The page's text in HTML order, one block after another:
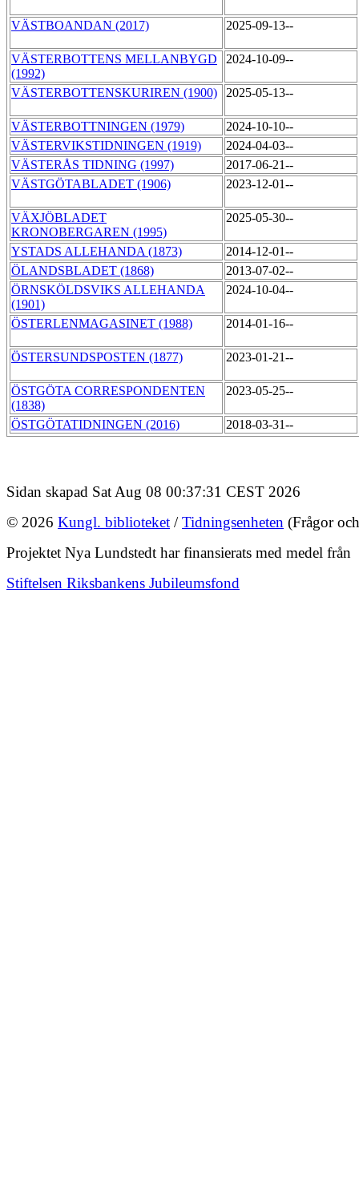
VÄSTBOANDAN (2017) 2025-09-13--
VÄSTERBOTTENS MELLANBYGD
(1992)
2024-10-09--
VÄSTERBOTTENSKURIREN (1900) 2025-05-13--
VÄSTERBOTTNINGEN (1979)
2024-10-10--
VÄSTERVIKSTIDNINGEN (1919)
2024-04-03--
VÄSTERÅS TIDNING (1997)
2017-06-21--
VÄSTGÖTABLADET (1906)
2023-12-01--
VÄXJÖBLADET
KRONOBERGAREN (1995)
2025-05-30--
YSTADS ALLEHANDA (1873)
2014-12-01--
ÖLANDSBLADET (1868)
2013-07-02--
ÖRNSKÖLDSVIKS ALLEHANDA
(1901)
2024-10-04--
ÖSTERLENMAGASINET (1988) 2014-01-16--
ÖSTERSUNDSPOSTEN (1877) 2023-01-21--
ÖSTGÖTA CORRESPONDENTEN
(1838)
2023-05-25--
ÖSTGÖTATIDNINGEN (2016) 2018-03-31--
Sidan skapad Sat Aug 08 00:37:31 CEST 2026
© 2026 Kungl. biblioteket /Tidningsenheten (Frågor
Projektet Nya Lundstedt har finansierats med medel från
Stiftelsen Riksbankens Jubileumsfond